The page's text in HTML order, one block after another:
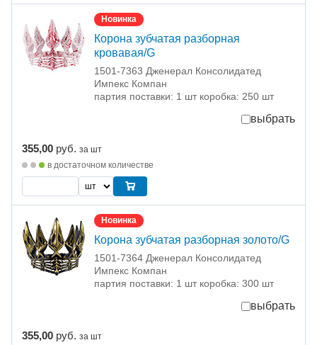
Новинка
Корона зубчатая разборная
кровавая/G
1501-7363 Дженерал Консолидатед
Импекс Компан
партия поставки: 1 шт коробка: 250 шт
выбрать
355,00 руб. за шт
в достаточном количестве
Новинка
Корона зубчатая разборная золото/G
1501-7364 Дженерал Консолидатед
Импекс Компан
партия поставки: 1 шт коробка: 300 шт
выбрать
355,00 руб. за шт